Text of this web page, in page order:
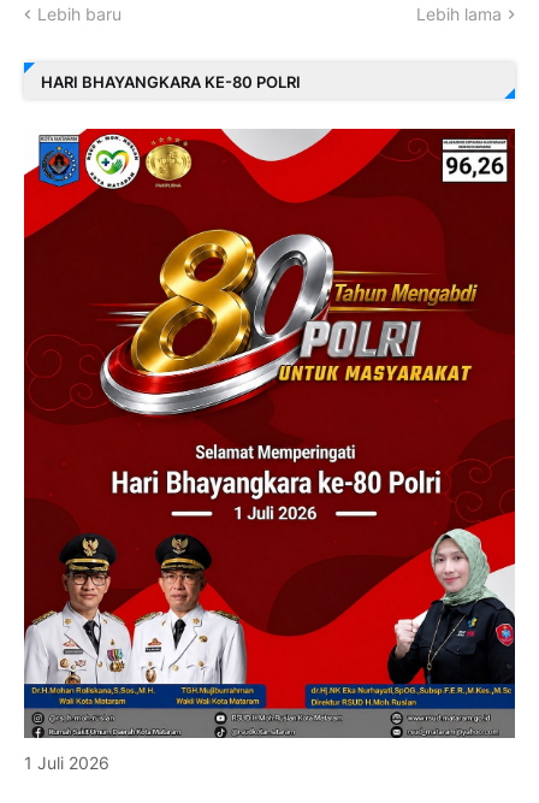
Lebih baru Lebih lama
HARI BHAYANGKARA KE-80 POLRI
1 Juli 2026